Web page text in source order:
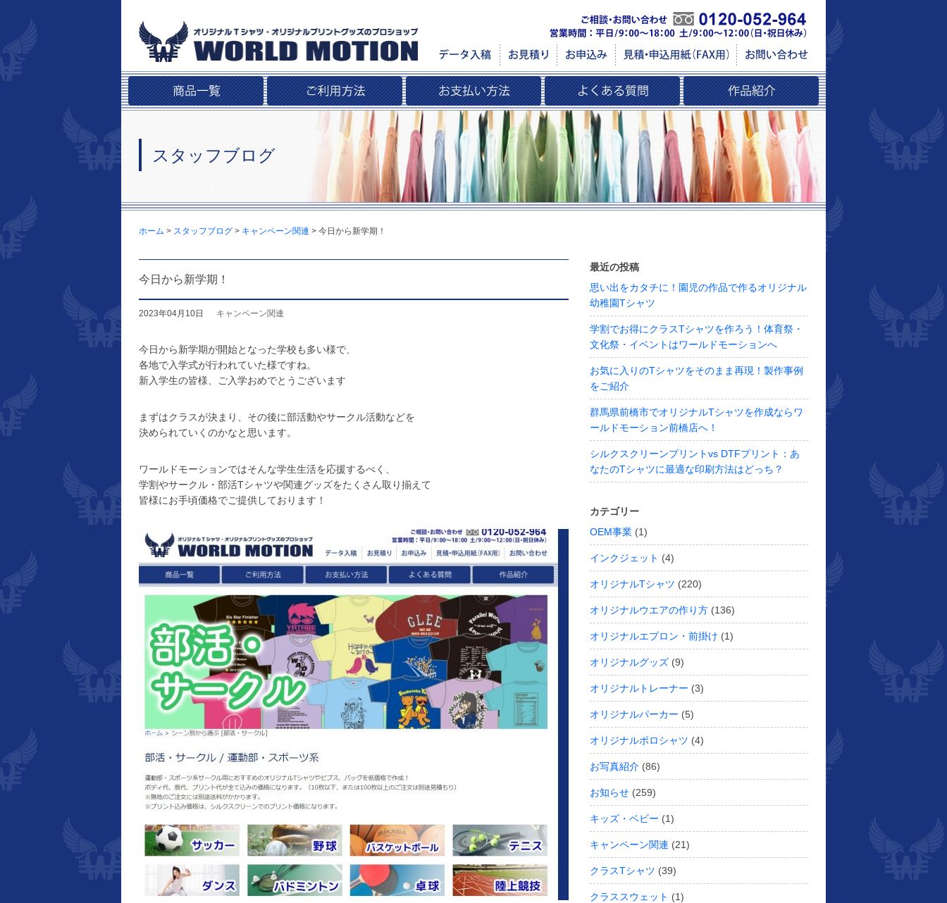
スタッフブログ
ホーム > スタッフブログ > キャンペーン関連 > 今日から新学期！
今日から新学期！
2023年04月10日 キャンペーン関連
今日から新学期が開始となった学校も多い様で、
各地で入学式が行われていた様ですね。
新入学生の皆様、ご入学おめでとうございます
まずはクラスが決まり、その後に部活動やサークル活動などを
決められていくのかなと思います。
ワールドモーションではそんな学生生活を応援するべく、
学割やサークル・部活Tシャツや関連グッズをたくさん取り揃えて
皆様にお手頃価格でご提供しております！
最近の投稿
思い出をカタチに！園児の作品で作るオリジナル
幼稚園Tシャツ
学割でお得にクラスTシャツを作ろう！体育祭・
文化祭・イベントはワールドモーションへ
お気に入りのTシャツをそのまま再現！製作事例
をご紹介
群馬県前橋市でオリジナルTシャツを作成ならワ
ールドモーション前橋店へ！
シルクスクリーンプリントvs DTFプリント：あ
なたのTシャツに最適な印刷方法はどっち？
カテゴリー
OEM事業 (1)
インクジェット (4)
オリジナルTシャツ (220)
オリジナルウエアの作り方 (136)
オリジナルエプロン・前掛け (1)
オリジナルグッズ (9)
オリジナルトレーナー (3)
オリジナルパーカー (5)
オリジナルポロシャツ (4)
お写真紹介 (86)
お知らせ (259)
キッズ・ベビー (1)
キャンペーン関連 (21)
クラスTシャツ (39)
クラススウェット (1)